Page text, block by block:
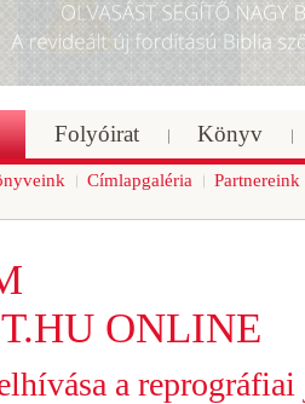
Folyóirat Könyv
Címlapgaléria Partnereink
ONLINE
a